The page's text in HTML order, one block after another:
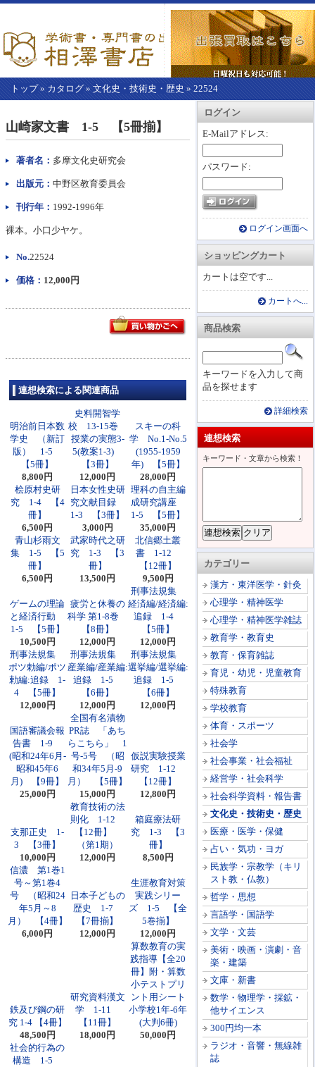
トップ» カタログ » 文化史・技術史・歴史 » 22524
カートを見る
ログイン
E-Mailアドレス:
パスワード:
ログイン画面へ
ショッピングカート
カートは空です...
カートへ...
商品検索
キーワードを入力して商
品を探せます
詳細検索
連想検索
キーワード・文章から検索！
カテゴリー
漢方・東洋医学・針灸
心理学・精神医学
心理学・精神医学雑誌
教育学・教育史
教育・保育雑誌
育児・幼児・児童教育
特殊教育
学校教育
体育・スポーツ
社会学
社会事業・社会福祉
経営学・社会科学
社会科学資料・報告書
文化史・技術史・歴史
医療・医学・保健
占い・気功・ヨガ
民族学・宗教学（キリ
スト教・仏教）
哲学・思想
言語学・国語学
文学・文芸
美術・映画・演劇・音
楽・建築
文庫・新書
数学・物理学・採鉱・
他サイエンス
300円均一本
ラジオ・音響・無線雑
誌
こ
か
本
山崎家文書 1-5 【5冊揃】
著者名： 多摩文化史研究会
出版元： 中野区教育委員会
刊行年： 1992-1996年
裸本。小口少ヤケ。
No.22524
価格： 12,000円
連想検索による関連商品
明治前日本数
学史 （新訂
版） 1-5
【5冊】
8,800円
史料開智学
校 13-15巻
授業の実態3-
5(教案1-3)
【3冊】
12,000円
スキーの科
学 No.1-No.5
(1955-1959
年) 【5冊】
28,000円
桧原村史研
究 1-4 【4
冊】
6,500円
日本女性史研
究文献目録
1-3 【3冊】
3,000円
理科の自主編
成研究講座
1-5 【5冊】
35,000円
青山杉雨文
集 1-5 【5
冊】
6,500円
武家時代之研
究 1-3 【3
冊】
13,500円
北信郷土叢
書 1-12
【12冊】
9,500円
ゲームの理論
と経済行動
1-5 【5冊】
10,500円
疲労と休養の
科学 第1-8巻
【8冊】
12,000円
刑事法規集
経済編/経済編:
追録 1-4
【5冊】
12,000円
刑事法規集
ポツ勅編/ポツ
勅編:追録 1-
4 【5冊】
12,000円
刑事法規集
産業編/産業編:
追録 1-5
【6冊】
12,000円
刑事法規集
選挙編/選挙編:
追録 1-5
【6冊】
12,000円
国語審議会報
告書 1-9
(昭和24年6月-
昭和45年6
月) 【9冊】
25,000円
全国有名漬物
PR誌 「あち
らこちら」 1
号-5号 （昭
和34年5月-9
月） 【5冊】
15,000円
仮説実験授業
研究 1-12
【12冊】
12,800円
支那正史 1-
3 【3冊】
10,000円
教育技術の法
則化 1-12
【12冊】
（第1期）
12,000円
箱庭療法研
究 1-3 【3
冊】
8,500円
信濃 第1巻1
号～第1巻4
号 （昭和24
年5月～8
月） 【4冊】
6,000円
日本子どもの
歴史 1-7
【7冊揃】
12,000円
生涯教育対策
実践シリー
ズ 1-5 【全
5巻揃】
12,000円
鉄及び鋼の研
究 1-4 【4冊】
48,500円
研究資料漢文
学 1-11
【11冊】
18,000円
算数教育の実
践指導【全20
冊】附・算数
小テストプリ
ント用シート
小学校1年-6年
(大判6冊)
50,000円
社会的行為の
構造 1-5